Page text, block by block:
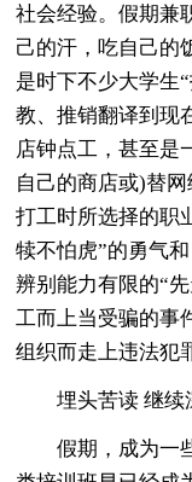
社会经验。假期兼
己的汗，吃自己的
是时下不少大学生
教、推销翻译到现
店钟点工，甚至是
自己的商店或)替
打工时所选择的职
犊不怕虎”的勇气
辨别能力有限的“
工而上当受骗的事
组织而走上违法犯
埋头苦读 继续
假期，成为一